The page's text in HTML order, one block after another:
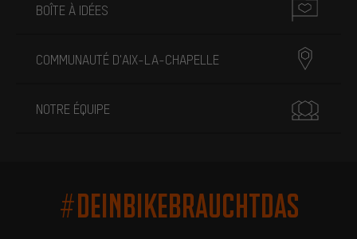
BOÎTE À IDÉES
COMMUNAUTÉ D'AIX-LA-CHAPELLE
NOTRE ÉQUIPE
#DEINBIKEBRAUCHTDAS